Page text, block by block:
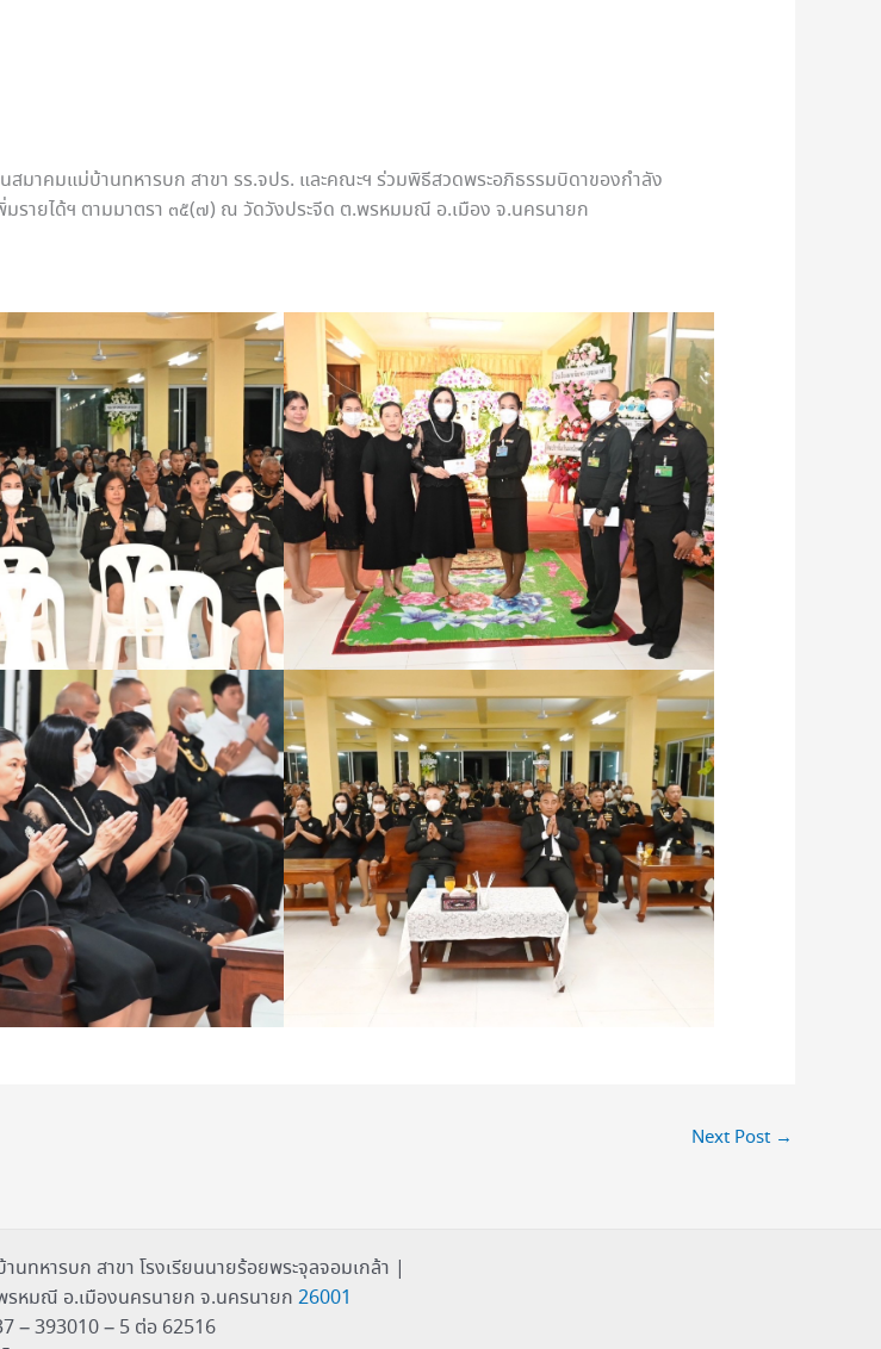
มาคมแม่บ้านทหารบก สาขา รร.จปร. และคณะฯ ร่วมพิธีสวดพระอภิธรรมบิดาของกำลัง
รายได้ฯ ตามมาตรา ๓๕(๗) ณ วัดวังประจีด ต.พรหมมณี อ.เมือง จ.นครนายก
Next Post →
ทหารบก สาขา โรงเรียนนายร้อยพระจุลจอมเกล้า |
รหมณี อ.เมืองนครนายก จ.นครนายก 26001
– 393010 – 5 ต่อ 62516